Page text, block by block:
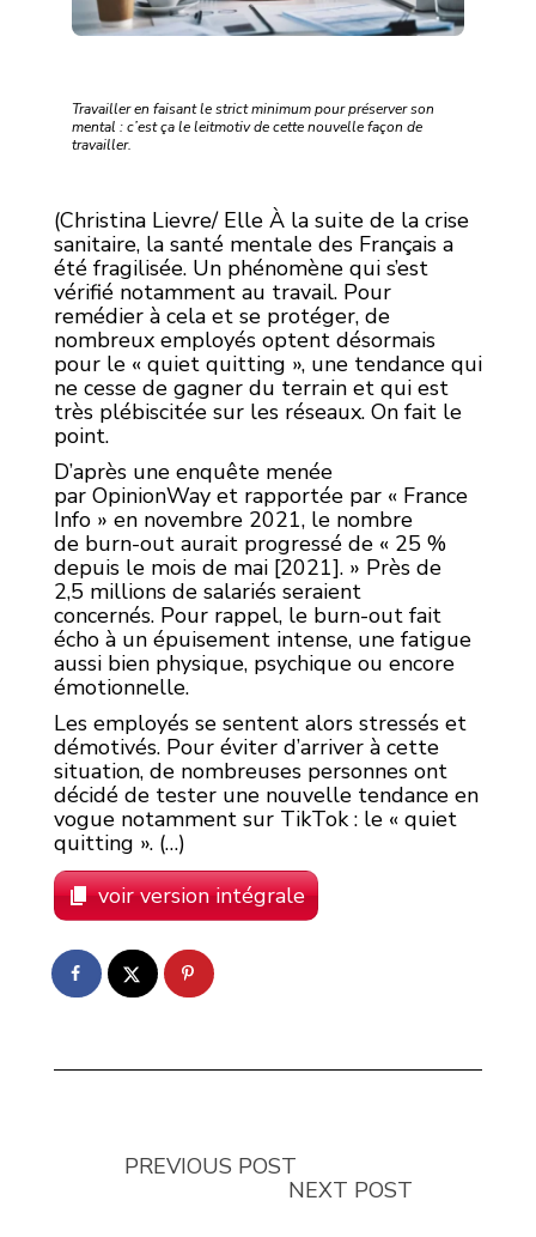
Travailler en faisant le strict minimum pour préserver son
mental : c’est ça le leitmotiv de cette nouvelle façon de
travailler.
(Christina Lievre/ Elle À la suite de la crise
sanitaire, la santé mentale des Français a
été fragilisée. Un phénomène qui s’est
vérifié notamment au travail. Pour
remédier à cela et se protéger, de
nombreux employés optent désormais
pour le « quiet quitting », une tendance qui
ne cesse de gagner du terrain et qui est
très plébiscitée sur les réseaux. On fait le
point.
D’après une enquête menée
par OpinionWay et rapportée par « France
Info » en novembre 2021, le nombre
de burn-out aurait progressé de « 25 %
depuis le mois de mai [2021]. » Près de
2,5 millions de salariés seraient
concernés. Pour rappel, le burn-out fait
écho à un épuisement intense, une fatigue
aussi bien physique, psychique ou encore
émotionnelle.
Les employés se sentent alors stressés et
démotivés. Pour éviter d’arriver à cette
situation, de nombreuses personnes ont
décidé de tester une nouvelle tendance en
vogue notamment sur TikTok : le « quiet
quitting ». (…)
voir version intégrale
PREVIOUS POST
NEXT POST